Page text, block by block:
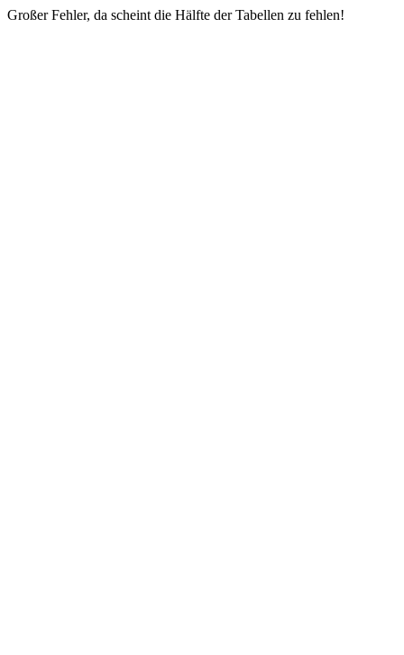
Großer Fehler, da scheint die Hälfte der Tabellen zu fehlen!